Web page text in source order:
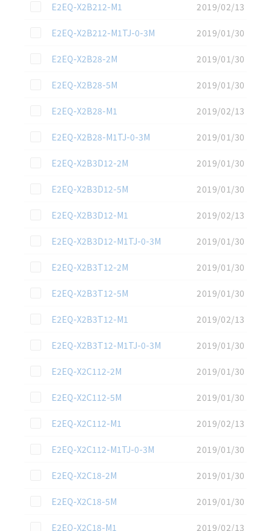
この資料を選択
E2EQ-X2B212-M1
2019/02/13
この資料を選択
E2EQ-X2B212-M1TJ-0-3M
2019/01/30
この資料を選択
E2EQ-X2B28-2M
2019/01/30
この資料を選択
E2EQ-X2B28-5M
2019/01/30
この資料を選択
E2EQ-X2B28-M1
2019/02/13
この資料を選択
E2EQ-X2B28-M1TJ-0-3M
2019/01/30
この資料を選択
E2EQ-X2B3D12-2M
2019/01/30
この資料を選択
E2EQ-X2B3D12-5M
2019/01/30
この資料を選択
E2EQ-X2B3D12-M1
2019/02/13
この資料を選択
E2EQ-X2B3D12-M1TJ-0-3M
2019/01/30
この資料を選択
E2EQ-X2B3T12-2M
2019/01/30
この資料を選択
E2EQ-X2B3T12-5M
2019/01/30
この資料を選択
E2EQ-X2B3T12-M1
2019/02/13
この資料を選択
E2EQ-X2B3T12-M1TJ-0-3M
2019/01/30
この資料を選択
E2EQ-X2C112-2M
2019/01/30
この資料を選択
E2EQ-X2C112-5M
2019/01/30
この資料を選択
E2EQ-X2C112-M1
2019/02/13
この資料を選択
E2EQ-X2C112-M1TJ-0-3M
2019/01/30
この資料を選択
E2EQ-X2C18-2M
2019/01/30
この資料を選択
E2EQ-X2C18-5M
2019/01/30
この資料を選択
E2EQ-X2C18-M1 2019/02/13